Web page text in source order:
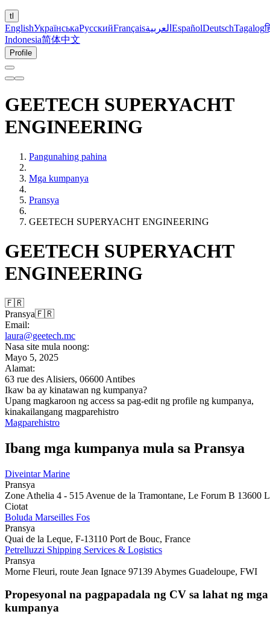
tl
EnglishУкраїнськаРусскийFrançaisالعربية EspañolDeutschTagalog
Indonesia简体中文
Profile
GEETECH SUPERYACHT
ENGINEERING
Pangunahing pahina
Mga kumpanya
Pransya
GEETECH SUPERYACHT ENGINEERING
GEETECH SUPERYACHT
ENGINEERING
🇫🇷
Pransya🇫🇷
Email:
laura@geetech.mc
Nasa site mula noong:
Mayo 5, 2025
Alamat:
63 rue des Alisiers, 06600 Antibes
Ikaw ba ay kinatawan ng kumpanya?
Upang magkaroon ng access sa pag-edit ng profile ng kumpanya,
kinakailangang magparehistro
Magparehistro
Ibang mga kumpanya mula sa Pransya
Diveintar Marine
Pransya
Zone Athelia 4 - 515 Avenue de la Tramontane, Le Forum B 13600
Ciotat
Boluda Marseilles Fos
Pransya
Quai de la Leque, F-13110 Port de Bouc, France
Petrelluzzi Shipping Services & Logistics
Pransya
Morne Fleuri, route Jean Ignace 97139 Abymes Guadeloupe, FWI
Propesyonal na pagpapadala ng CV sa lahat ng mga
kumpanya